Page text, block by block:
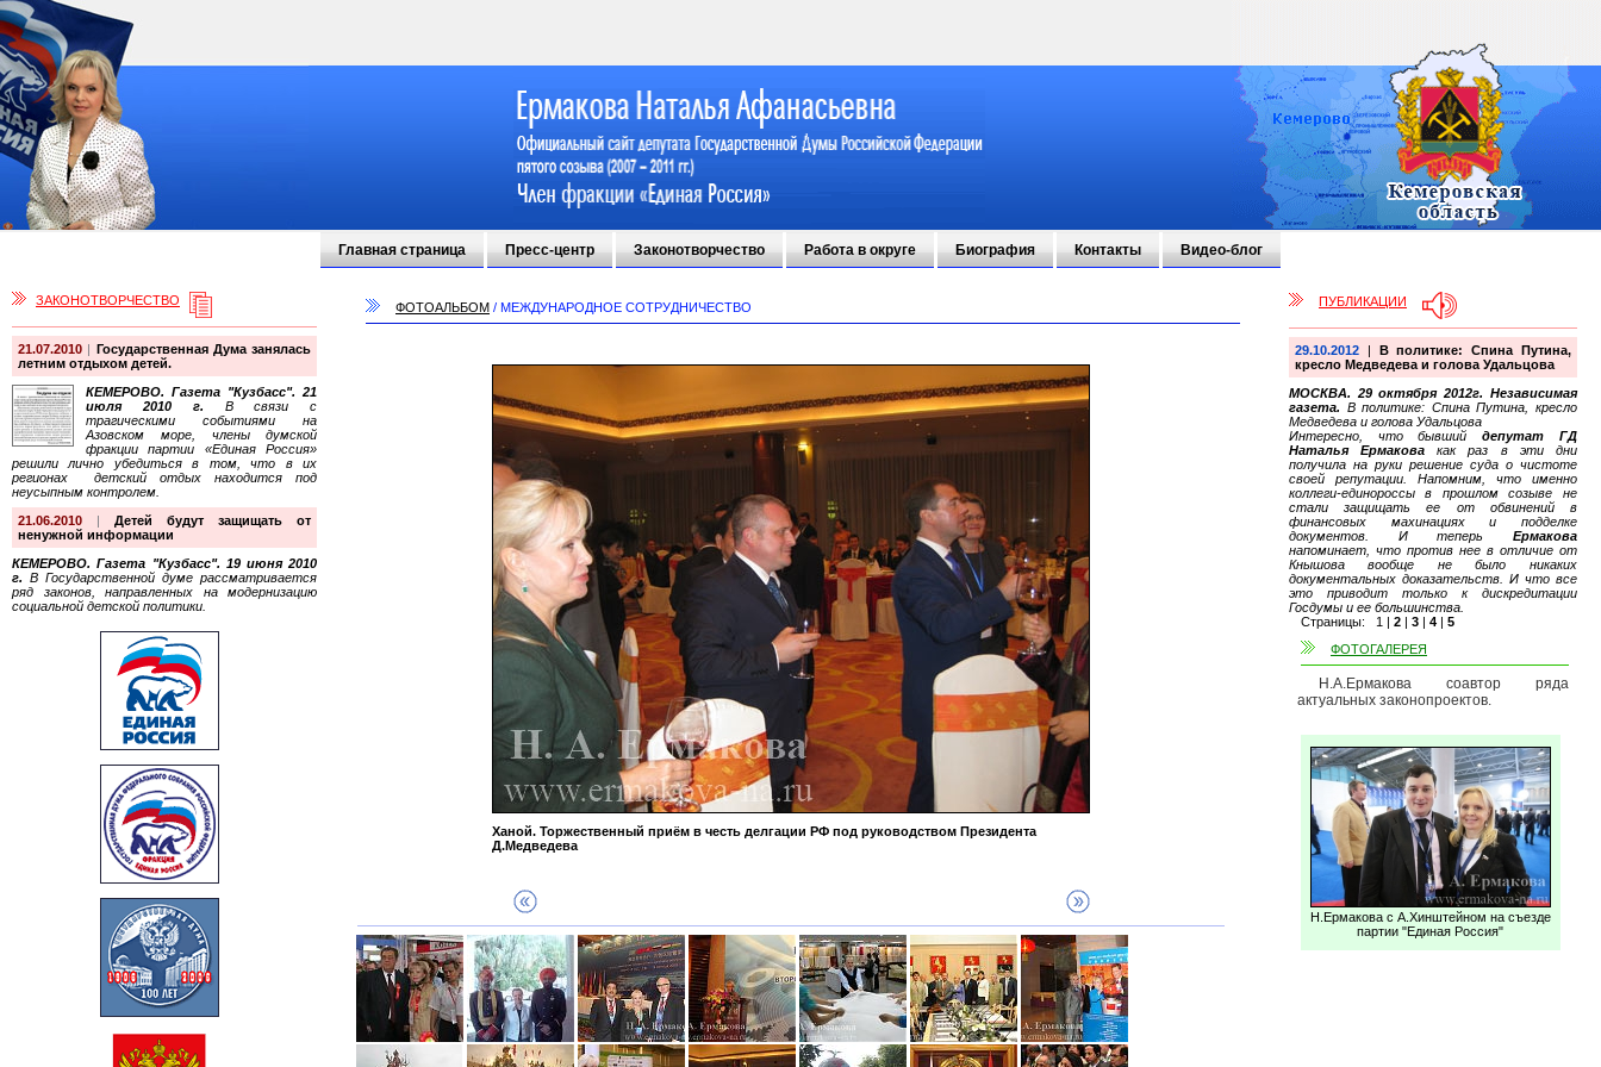
Главная страница Пресс-центр Законотворчество Работа в округе Биография Контакты Видео-блог
ЗАКОНОТВОРЧЕСТВО
21.07.2010 | Государственная Дума занялась
летним отдыхом детей.
КЕМЕРОВО. Газета "Кузбасс". 21
июля 2010 г. В связи с
трагическими событиями на
Азовском море, члены думской
фракции партии «Единая Россия»
решили лично убедиться в том, что в их
регионах детский отдых находится под
неусыпным контролем.
21.06.2010 |Детей будут защищать от
ненужной информации
КЕМЕРОВО. Газета "Кузбасс". 19 июня 2010
г.В Государственной думе рассматривается
ряд законов, направленных на модернизацию
социальной детской политики.
ФОТОАЛЬБОМ / МЕЖДУНАРОДНОЕ СОТРУДНИЧЕСТВО
Ханой. Торжественный приём в честь делгации РФ под руководством Президента
Д.Медведева
ПУБЛИКАЦИИ
29.10.2012 | В политике: Спина Путина,
кресло Медведева и голова Удальцова
МОСКВА. 29 октября 2012г. Независимая
газета. В политике: Спина Путина, кресло
Медведева и голова Удальцова
Интересно, что бывшийдепутат ГД
Наталья Ермакова как раз в эти дни
получила на руки решение суда о чистоте
своей репутации. Напомним, что именно
коллеги-единороссы в прошлом созыве не
стали защищать ее от обвинений в
финансовых махинациях и подделке
документов. И теперь Ермакова
напоминает, что против нее в отличие от
Кнышова вообще не было никаких
документальных доказательств. И что все
это приводит только к дискредитации
Госдумы и ее большинства.
Страницы: 1 | 2 | 3 | 4 | 5
ФОТОГАЛЕРЕЯ
Н.А.Ермакова соавтор ряда
актуальных законопроектов.
Н.Ермакова с А.Хинштейном на съезде
партии "Единая Россия"